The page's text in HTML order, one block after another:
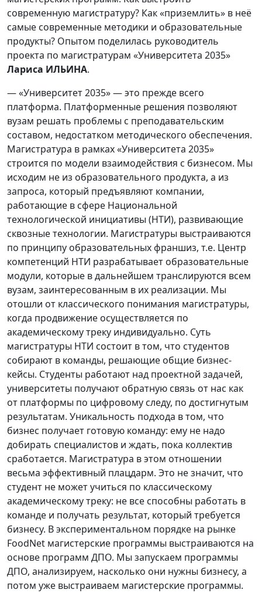
современную магистратуру? Как «приземлить» в неё
самые современные методики и образовательные
продукты? Опытом поделилась руководитель
проекта по магистратурам «Университета 2035»
Лариса ИЛЬИНА.
— «Университет 2035» — это прежде всего
платформа. Платформенные решения позволяют
вузам решать проблемы с преподавательским
составом, недостатком методического обеспечения.
Магистратура в рамках «Университета 2035»
строится по модели взаимодействия с бизнесом. Мы
исходим не из образовательного продукта, а из
запроса, который предъявляют компании,
работающие в сфере Национальной
технологической инициативы (НТИ), развивающие
сквозные технологии. Магистратуры выстраиваются
по принципу образовательных франшиз, т.е. Центр
компетенций НТИ разрабатывает образовательные
модули, которые в дальнейшем транслируются всем
вузам, заинтересованным в их реализации. Мы
отошли от классического понимания магистратуры,
когда продвижение осуществляется по
академическому треку индивидуально. Суть
магистратуры НТИ состоит в том, что студентов
собирают в команды, решающие общие бизнес-
кейсы. Студенты работают над проектной задачей,
университеты получают обратную связь от нас как
от платформы по цифровому следу, по достигнутым
результатам. Уникальность подхода в том, что
бизнес получает готовую команду: ему не надо
добирать специалистов и ждать, пока коллектив
сработается. Магистратура в этом отношении
весьма эффективный плацдарм. Это не значит, что
студент не может учиться по классическому
академическому треку: не все способны работать в
команде и получать результат, который требуется
бизнесу. В экспериментальном порядке на рынке
FoodNet магистерские программы выстраиваются на
основе программ ДПО. Мы запускаем программы
ДПО, анализируем, насколько они нужны бизнесу, а
потом уже выстраиваем магистерские программы.